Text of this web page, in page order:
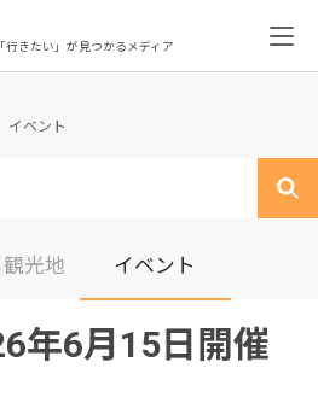
「行きたい」が見つかるメディア
イベント
光地 イベント
年6月15日開催